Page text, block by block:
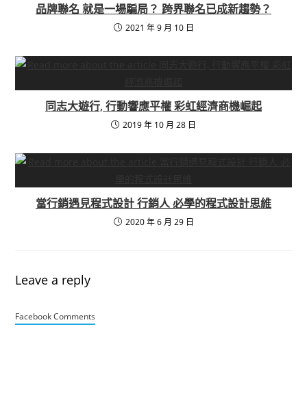
品牌聯名 就是一場騙局？ 跨界聯名已成新趨勢？
2021 年 9 月 10 日
同志大遊行, 行動響應平權 彩虹經濟商機崛起
2019 年 10 月 28 日
當行銷遇見程式設計 行銷人 必學的程式設計思維
2020 年 6 月 29 日
Leave a reply
Facebook Comments